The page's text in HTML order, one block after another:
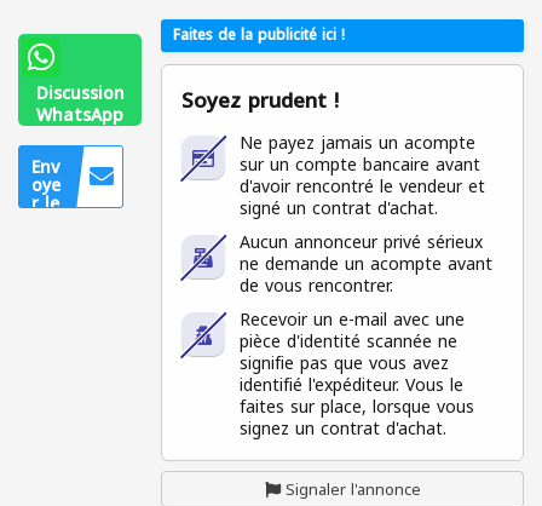
Discussion
WhatsApp
+971 56
313 0104
Env
oye
r le
Faites de la publicité ici !
Soyez prudent !
Ne payez jamais un acompte
sur un compte bancaire avant
d'avoir rencontré le vendeur et
signé un contrat d'achat.
Aucun annonceur privé sérieux
ne demande un acompte avant
de vous rencontrer.
Recevoir un e-mail avec une
pièce d'identité scannée ne
signifie pas que vous avez
identifié l'expéditeur. Vous le
faites sur place, lorsque vous
signez un contrat d'achat.
Signaler l'annonce